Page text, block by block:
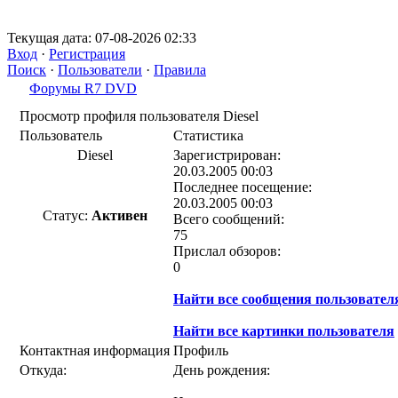
Текущая дата: 07-08-2026 02:33
Вход · Регистрация
Поиск · Пользователи · Правила
Форумы R7 DVD
Просмотр профиля пользователя Diesel
Пользователь
Статистика
Diesel
Статус: Активен
Зарегистрирован:
20.03.2005 00:03
Последнее посещение:
20.03.2005 00:03
Всего сообщений:
75
Прислал обзоров:
0
Найти все сообщения
Найти все картинки пользователя
Контактная информация Профиль
Откуда:
День рождения: